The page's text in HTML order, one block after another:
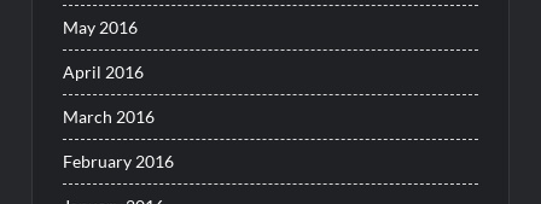
May 2016
April 2016
March 2016
February 2016